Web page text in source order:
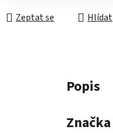
Zeptat se Hlídat
Popis
Značka